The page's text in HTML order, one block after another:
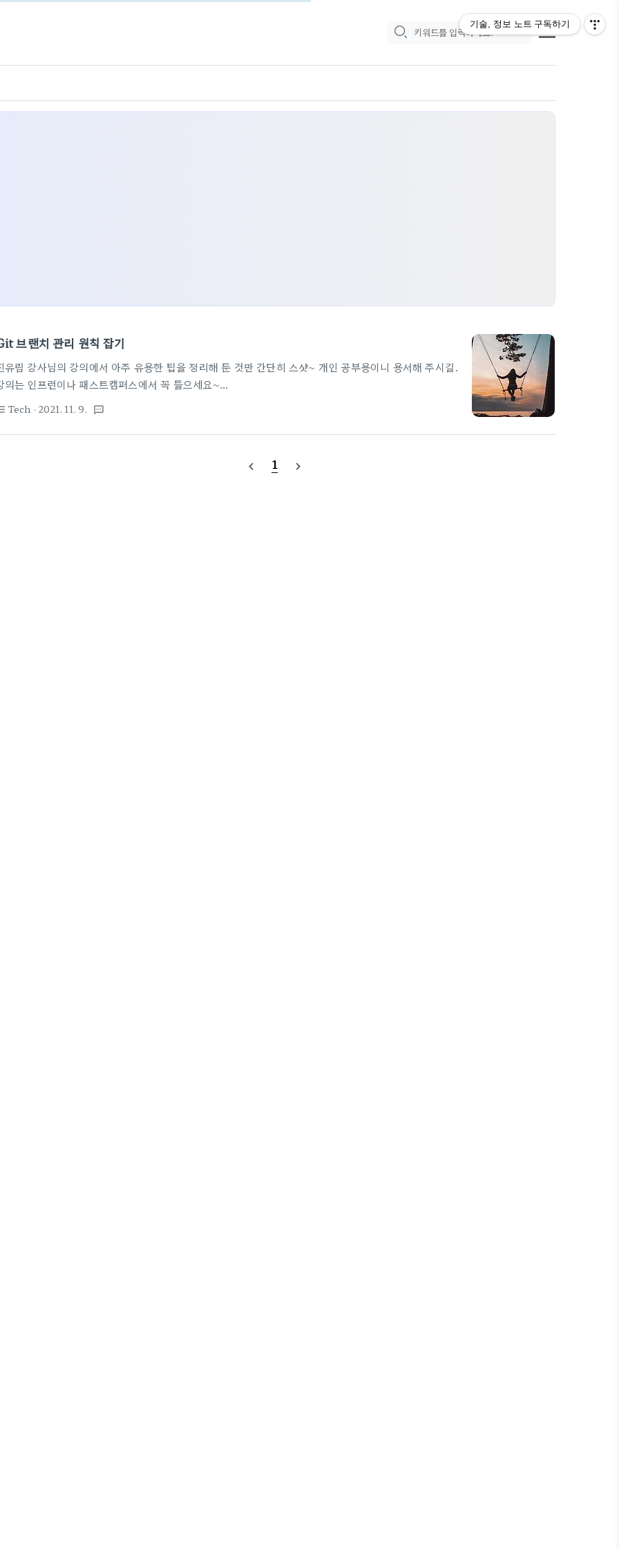
브랜치 관리 원칙 잡기
유림 강사님의 강의에서 아주 유용한 팁을 정리해 둔 것만 간단히 스샷~ 개인 공부용이니 용서해 주시길.
의는 인프런이나 패스트캠퍼스에서 꼭 들으세요~
%EA%B9%83-%EA%B9%83%ED%97%88%EB%B8%8C?inst=78af1b7b 팀 개발을 위한
GitHub 입문 - 인프런 | 강의 개인 프로젝트부터 현업 개발까지, 팀 개발에 필수적인 기술인 Git과
수 있습니다. CLI, GUI를 www.inflearn.com 브랜치를 꼭 관리하는 것이 필요한데 원칙적인 부분을
Tech · 2021. 11. 9. textsms
navigate_before 1 navigate_next
기술, 정보 노트 구독하기